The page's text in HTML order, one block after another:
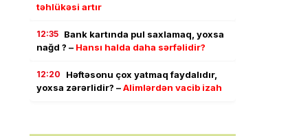
təhlükəsi artır
12:35 Bank kartında pul saxlamaq, yoxsa
nağd ? – Hansı halda daha sərfəlidir?
12:20
Həftəsonu çox yatmaq faydalıdır,
yoxsa zərərlidir? –Alimlərdən vacib izah